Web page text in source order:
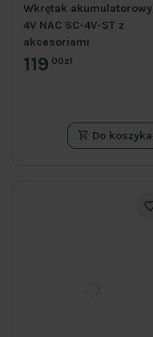
Wkrętak akumulatorowy
4V NAC SC-4V-ST z
akcesoriami
119 00zł
Do koszyka